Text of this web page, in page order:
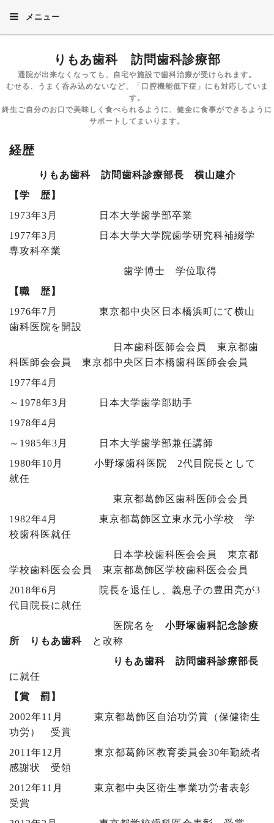
メニュー
りもあ歯科 訪問歯科診療部
通院が出来なくなっても、自宅や施設で歯科治療が受けられます。
むせる、うまく呑み込めないなど、「口腔機能低下症」にも対応していま
す。
終生ご自分のお口で美味しく食べられるように、健全に食事ができるように
サポートしてまいります。
経歴
りもあ歯科 訪問歯科診療部長 横山建介
【学 歴】
1973年3月 日本大学歯学部卒業
1977年3月 日本大学大学院歯学研究科補綴学
専攻科卒業
歯学博士 学位取得
【職 歴】
1976年7月 東京都中央区日本橋浜町にて横山
歯科医院を開設
日本歯科医師会会員 東京都歯
科医師会会員 東京都中央区日本橋歯科医師会会員
1977年4月
～1978年3月 日本大学歯学部助手
1978年4月
～1985年3月 日本大学歯学部兼任講師
1980年10月 小野塚歯科医院 2代目院長として
就任
東京都葛飾区歯科医師会会員
1982年4月 東京都葛飾区立東水元小学校 学
校歯科医就任
日本学校歯科医会会員 東京都
学校歯科医会会員 東京都葛飾区学校歯科医会会員
2018年6月 院長を退任し、義息子の豊田亮が3
代目院長に就任
医院名を 小野塚歯科記念診療
所 りもあ歯科 と改称
りもあ歯科 訪問歯科診療部長
に就任
【賞 罰】
2002年11月 東京都葛飾区自治功労賞（保健衛生
功労） 受賞
2011年12月 東京都葛飾区教育委員会30年勤続者
感謝状 受領
2012年11月 東京都中央区衛生事業功労者表彰
受賞